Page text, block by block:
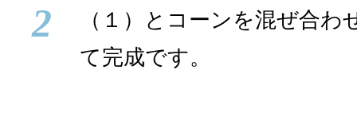
2
（１）とコーンを混ぜ合
て完成です。